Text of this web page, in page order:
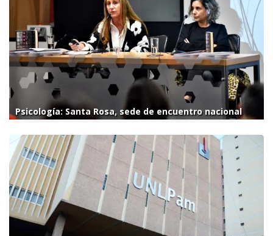
Psicología: Santa Rosa, sede de encuentro nacional